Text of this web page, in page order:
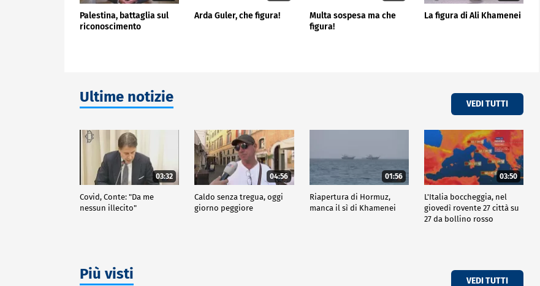
Palestina, battaglia sul
riconoscimento
Arda Guler, che figura!
Multa sospesa ma che
figura!
La figura di Ali Khamenei
Ultime notizie VEDI TUTTI
03:32
Covid, Conte: "Da me
nessun illecito"
04:56
Caldo senza tregua, oggi
giorno peggiore
01:56
Riapertura di Hormuz,
manca il sì di Khamenei
03:50
L'Italia boccheggia, nel
giovedì rovente 27 città su
27 da bollino rosso
Più visti VEDI TUTTI